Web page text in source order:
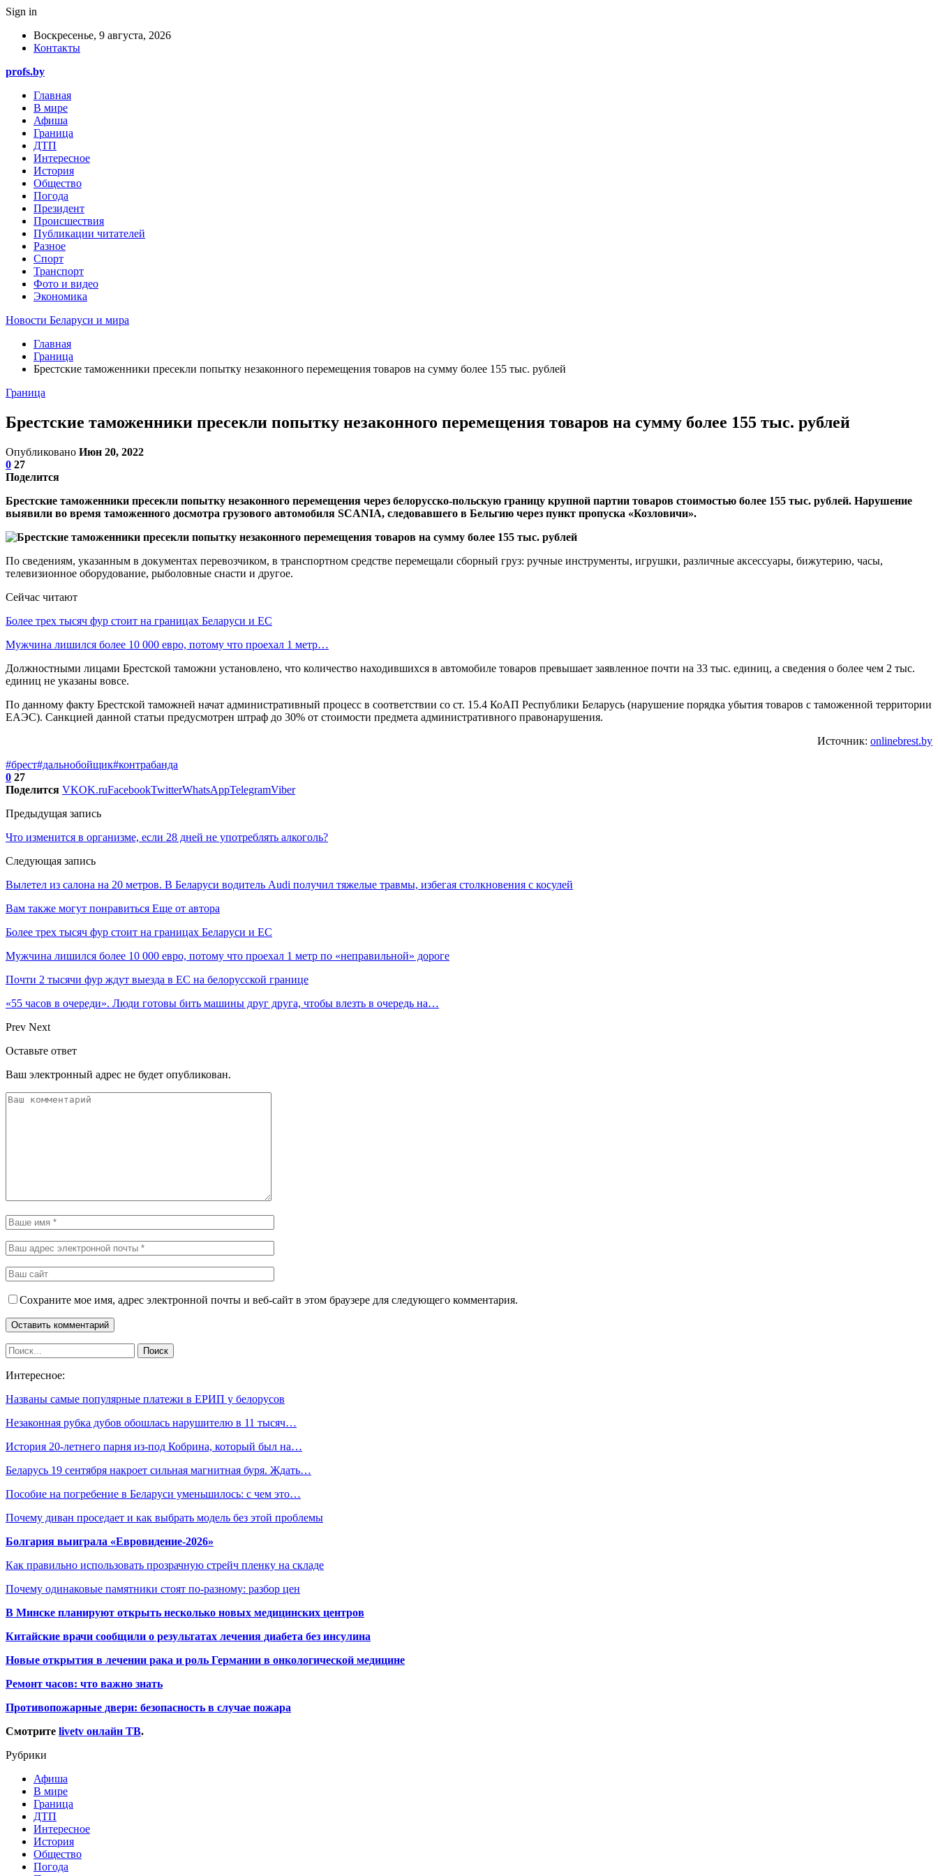
Sign in
Воскресенье, 9 августа, 2026
Контакты
profs.by
Главная
В мире
Афиша
Граница
ДТП
Интересное
История
Общество
Погода
Президент
Происшествия
Публикации читателей
Разное
Спорт
Транспорт
Фото и видео
Экономика
Новости Беларуси и мира
Главная
Граница
Брестские таможенники пресекли попытку незаконного перемещения товаров на сумму более 155 тыс. рублей
Граница
Брестские таможенники пресекли попытку незаконного перемещения товаров на сумму более 155 тыс. рублей
Опубликовано Июн 20, 2022
0 27
Поделится
Брестские таможенники пресекли попытку незаконного перемещения через белорусско-польскую границу крупной партии товаров стоимостью более 155 тыс. рублей. Нарушение
выявили во время таможенного досмотра грузового автомобиля SCANIA, следовавшего в Бельгию через пункт пропуска «Козловичи».
По сведениям, указанным в документах перевозчиком, в транспортном средстве перемещали сборный груз: ручные инструменты, игрушки, различные аксессуары, бижутерию, часы,
телевизионное оборудование, рыболовные снасти и другое.
Сейчас читают
Более трех тысяч фур стоит на границах Беларуси и ЕС
Мужчина лишился более 10 000 евро, потому что проехал 1 метр…
Должностными лицами Брестской таможни установлено, что количество находившихся в автомобиле товаров превышает заявленное почти на 33 тыс. единиц, а сведения о более чем 2 тыс.
единиц не указаны вовсе.
По данному факту Брестской таможней начат административный процесс в соответствии со ст. 15.4 КоАП Республики Беларусь (нарушение порядка убытия товаров с таможенной территории
ЕАЭС). Санкцией данной статьи предусмотрен штраф до 30% от стоимости предмета административного правонарушения.
Источник: onlinebrest.by
#брест#дальнобойщик#контрабанда
0 27
Поделится VKOK.ruFacebookTwitterWhatsAppTelegramViber
Предыдущая запись
Что изменится в организме, если 28 дней не употреблять алкоголь?
Следующая запись
Вылетел из салона на 20 метров. В Беларуси водитель Audi получил тяжелые травмы, избегая столкновения с косулей
Вам также могут понравиться Еще от автора
Более трех тысяч фур стоит на границах Беларуси и ЕС
Мужчина лишился более 10 000 евро, потому что проехал 1 метр по «неправильной» дороге
Почти 2 тысячи фур ждут выезда в ЕС на белорусской границе
«55 часов в очереди». Люди готовы бить машины друг друга, чтобы влезть в очередь на…
Prev Next
Оставьте ответ
Ваш электронный адрес не будет опубликован.
Сохраните мое имя, адрес электронной почты и веб-сайт в этом браузере для следующего комментария.
Интересное:
Названы самые популярные платежи в ЕРИП у белорусов
Незаконная рубка дубов обошлась нарушителю в 11 тысяч…
История 20-летнего парня из-под Кобрина, который был на…
Беларусь 19 сентября накроет сильная магнитная буря. Ждать…
Пособие на погребение в Беларуси уменьшилось: с чем это…
Почему диван проседает и как выбрать модель без этой проблемы
Болгария выиграла «Евровидение-2026»
Как правильно использовать прозрачную стрейч пленку на складе
Почему одинаковые памятники стоят по-разному: разбор цен
В Минске планируют открыть несколько новых медицинских центров
Китайские врачи сообщили о результатах лечения диабета без инсулина
Новые открытия в лечении рака и роль Германии в онкологической медицине
Ремонт часов: что важно знать
Противопожарные двери: безопасность в случае пожара
Смотрите livetv онлайн ТВ.
Рубрики
Афиша
В мире
Граница
ДТП
Интересное
История
Общество
Погода